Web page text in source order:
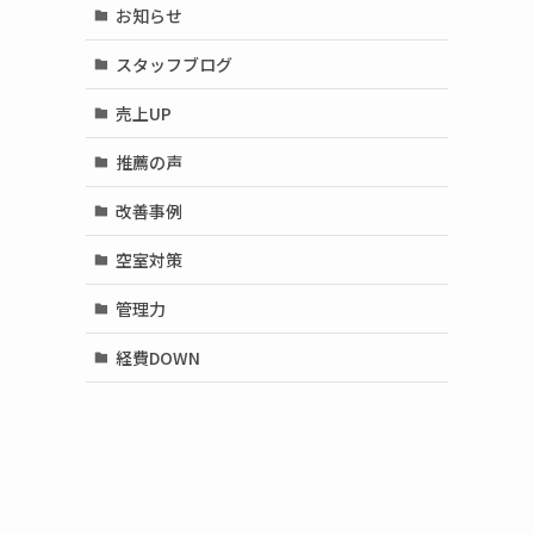
お知らせ
スタッフブログ
売上UP
推薦の声
改善事例
空室対策
管理力
経費DOWN